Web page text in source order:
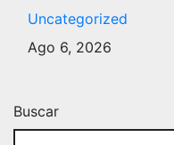
Uncategorized
Ago 6, 2026
Buscar